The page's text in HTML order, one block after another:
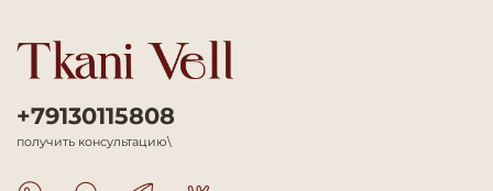
+79130115808
получить консультацию\